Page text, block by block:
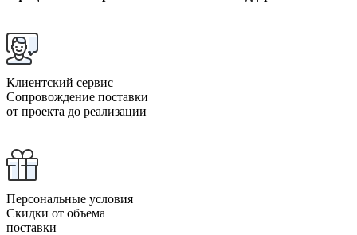
Клиентский сервис
Сопровождение поставки
от проекта до реализации
Персональные условия
Скидки от объема
поставки